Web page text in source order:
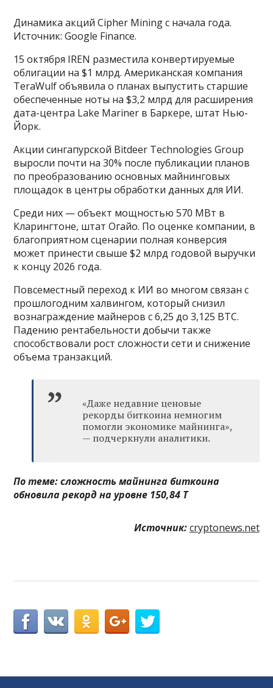
Динамика акций Cipher Mining с начала года.
Источник: Google Finance.
15 октября IREN разместила конвертируемые
облигации на $1 млрд. Американская компания
TeraWulf объявила о планах выпустить старшие
обеспеченные ноты на $3,2 млрд для расширения
дата-центра Lake Mariner в Баркере, штат Нью-
Йорк.
Акции сингапурской Bitdeer Technologies Group
выросли почти на 30% после публикации планов
по преобразованию основных майнинговых
площадок в центры обработки данных для ИИ.
Среди них — объект мощностью 570 МВт в
Кларингтоне, штат Огайо. По оценке компании, в
благоприятном сценарии полная конверсия
может принести свыше $2 млрд годовой выручки
к концу 2026 года.
Повсеместный переход к ИИ во многом связан с
прошлогодним халвингом, который снизил
вознаграждение майнеров с 6,25 до 3,125 BTC.
Падению рентабельности добычи также
способствовали рост сложности сети и снижение
объема транзакций.
«Даже недавние ценовые
рекорды биткоина немногим
помогли экономике майнинга»,
— подчеркнули аналитики.
По теме:сложность майнинга биткоина
обновила рекорд на уровне 150,84 Т
Источник: cryptonews.net